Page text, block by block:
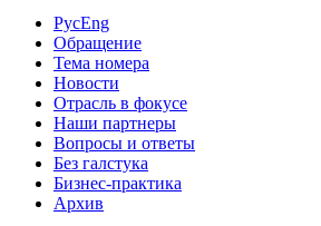
РусEng
Обращение
Тема номера
Новости
Отрасль в фокусе
Наши партнеры
Вопросы и ответы
Без галстука
Бизнес-практика
Архив